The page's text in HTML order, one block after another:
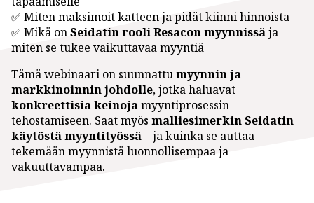
✅ Miten maksimoit katteen ja pidät kiinni hinnoista
✅ Mikä onSeidatin rooli Resacon myynnissäja
miten se tukee vaikuttavaa myyntiä
Tämä webinaari on suunnattumyynnin ja
markkinoinnin johdolle, jotka haluavat
konkreettisia keinojamyyntiprosessin
tehostamiseen. Saat myös malliesimerkin Seidatin
käytöstä myyntityössä– ja kuinka se auttaa
tekemään myynnistä luonnollisempaa ja
vakuuttavampaa.